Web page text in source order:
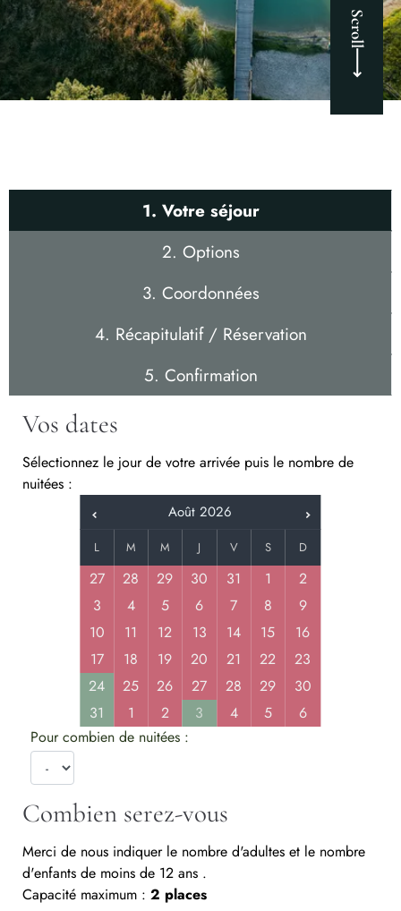
Scroll
1. Votre séjour
2. Options
3. Coordonnées
4. Récapitulatif / Réservation
5. Confirmation
Vos dates
Sélectionnez le jour de votre arrivée puis le nombre de
nuitées :
Août 2026
L M M J V S D
27 28 29 30 31 1
2
3
4 5 6 7 8
9
10
11 12 13 14 15
16
17
18 19 20 21 22
23
24
25 26 27 28 29
30
31
1 2 3 4 5
6
Pour combien de nuitées :
Combien serez-vous
Merci de nous indiquer le nombre d'adultes et le nombre
d'enfants de moins de 12 ans .
Capacité maximum : 2 places